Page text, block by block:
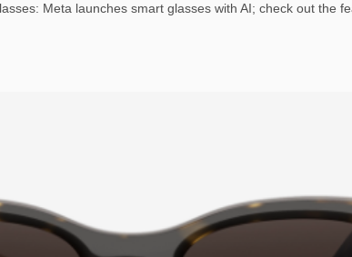
Meta launches smart glasses with AI; check out the